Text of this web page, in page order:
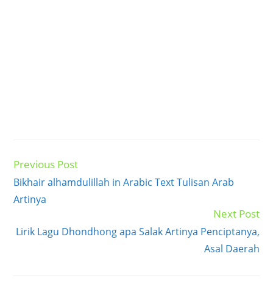
Read
more
articles
Previous Post
Bikhair alhamdulillah in Arabic Text Tulisan Arab
Artinya
Next Post
Lirik Lagu Dhondhong apa Salak Artinya Penciptanya,
Asal Daerah